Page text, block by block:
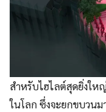
สำหรับไฮไลต์สุดยิ่งให
ในโลก ซึ่งจะยกขบวน